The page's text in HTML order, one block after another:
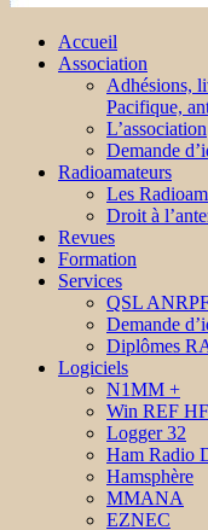
Accueil
Association
Adhésions,
Pacifique,
L’association
Demande
Radioamateurs
Les
Droit à
Revues
Formation
Services
QSL
Demande
Diplômes
Logiciels
N1MM +
Win REF
Logger 32
Ham Radio
Hamsphère
MMANA
EZNEC